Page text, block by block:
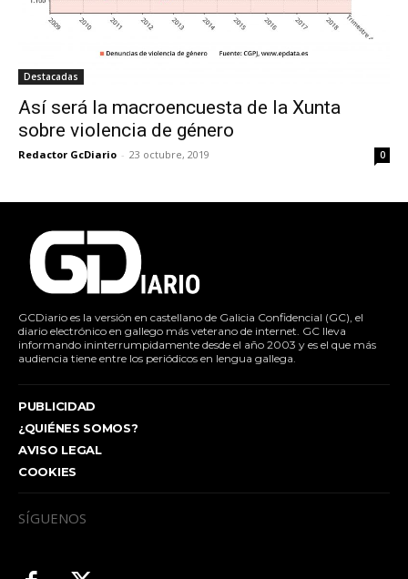
Destacadas
Así será la macroencuesta de la Xunta
sobre violencia de género
Redactor GcDiario - 23 octubre, 2019 0
GCDiario es la versión en castellano de Galicia Confidencial (GC), el
diario electrónico en gallego más veterano de internet. GC lleva
informando ininterrumpidamente desde el año 2003 y es el que más
audiencia tiene entre los periódicos en lengua gallega.
PUBLICIDAD
¿QUIÉNES SOMOS?
AVISO LEGAL
COOKIES
SÍGUENOS